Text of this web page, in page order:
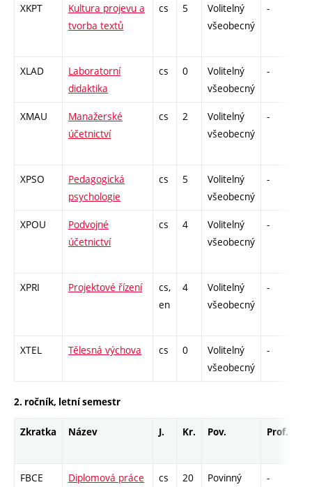
XKPT
Kultura projevu a
tvorba textů
cs 5
Volitelný
všeobecný
-
XLAD
Laboratorní
didaktika
cs 0
Volitelný
všeobecný
-
XMAU
Manažerské
účetnictví
cs 2
Volitelný
všeobecný
-
XPSO
Pedagogická
psychologie
cs 5
Volitelný
všeobecný
-
XPOU
Podvojné
účetnictví
cs 4
Volitelný
všeobecný
-
XPRI Projektové řízení
cs,
en
4
Volitelný
všeobecný
-
XTEL Tělesná výchova cs 0
Volitelný
všeobecný
-
2. ročník, letní semestr
Zkratka Název J. Kr. Pov. Prof.
FBCE Diplomová práce cs 20 Povinný -